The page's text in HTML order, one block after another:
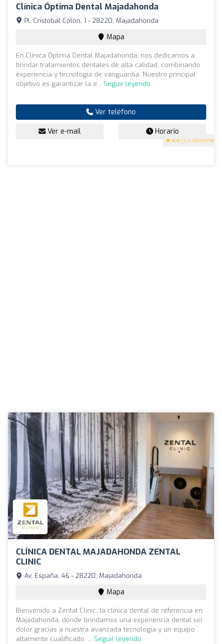
Clínica Óptima Dental Majadahonda
4.4 (124 opiniones)
Pl. Cristóbal Colón, 1 - 28220, Majadahonda
Mapa
En Clínica Óptima Dental Majadahonda, nos dedicamos a
brindar tratamientos dentales de alta calidad, combinando
experiencia y tecnología de vanguardia. Nuestro principal
objetivo es garantizar la e... Seguir leyendo
Ver teléfono
Ver e-mail Horario
CLÍNICA DENTAL MAJADAHONDA ZENTAL
CLINIC
Av. España, 46 - 28220, Majadahonda
Mapa
Bienvenido a Zental Clinic, la clínica dental de referencia en
Majadahonda, donde brindamos una experiencia dental sin
dolor gracias a nuestra avanzada tecnología y un equipo
altamente cualificado. ... Seguir leyendo